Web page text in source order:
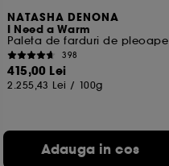
NATASHA DENONA
I Need a Warm
Paleta de farduri de pleoape
398
415,00 Lei
2.255,43 Lei / 100g
Adauga in cos